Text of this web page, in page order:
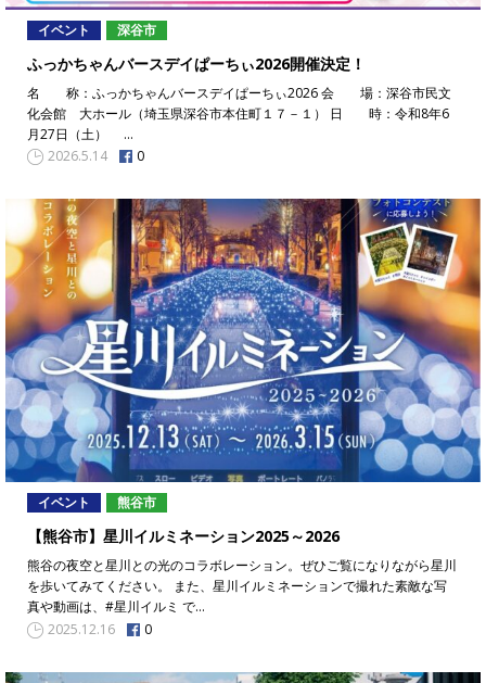
イベント 深谷市
ふっかちゃんバースデイぱーちぃ2026開催決定！
名 称：ふっかちゃんバースデイぱーちぃ2026 会 場：深谷市民文
化会館 大ホール（埼玉県深谷市本住町１７－１） 日 時：令和8年6
月27日（土） …
2026.5.14
0
イベント 熊谷市
【熊谷市】星川イルミネーション2025～2026
熊谷の夜空と星川との光のコラボレーション。ぜひご覧になりながら星川
を歩いてみてください。 また、星川イルミネーションで撮れた素敵な写
真や動画は、#星川イルミ で…
2025.12.16
0